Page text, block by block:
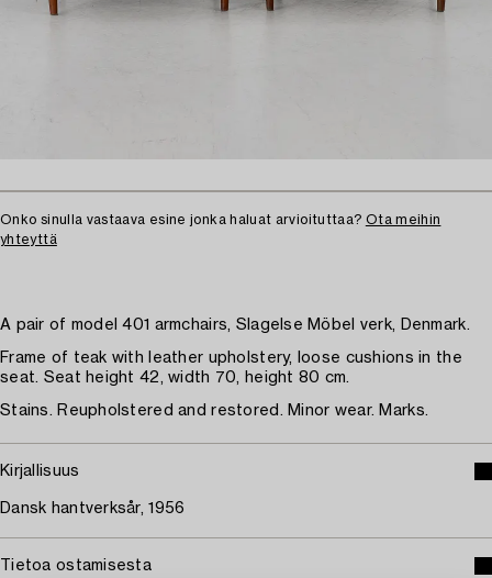
Onko sinulla vastaava esine jonka haluat arvioituttaa? Ota meihin
yhteyttä
A pair of model 401 armchairs, Slagelse Möbel verk, Denmark.
Frame of teak with leather upholstery, loose cushions in the
seat. Seat height 42, width 70, height 80 cm.
Stains. Reupholstered and restored. Minor wear. Marks.
Kirjallisuus
Dansk hantverksår, 1956
Tietoa ostamisesta